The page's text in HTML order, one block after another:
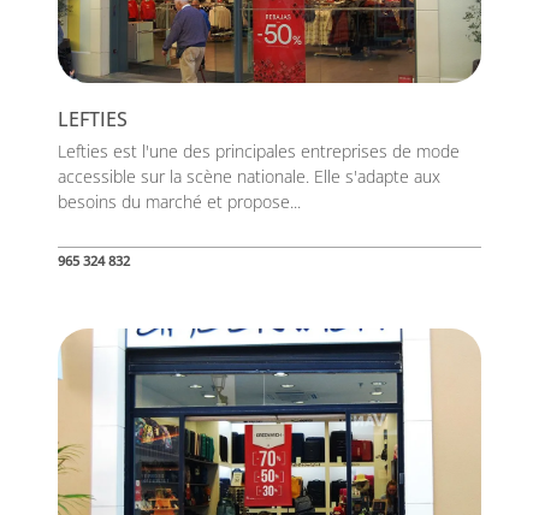
LEFTIES
Lefties est l'une des principales entreprises de mode
accessible sur la scène nationale. Elle s'adapte aux
besoins du marché et propose...
965 324 832